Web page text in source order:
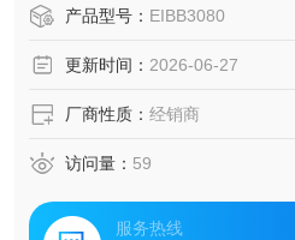
架，采用三极设计，额定电流
产品型号： EIBB3080
更新时间： 2026-06-27
厂商性质： 经销商
访问量： 59
服务热线